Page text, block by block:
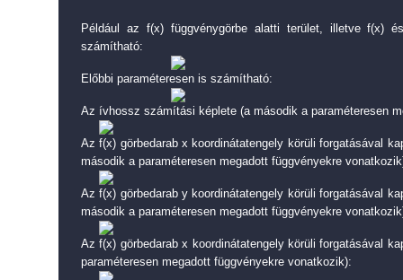
Például az f(x) függvénygörbe alatti terület, illetve f(x)
számítható:
Előbbi paraméteresen is számítható:
Az ívhossz számítási képlete (a második a paraméteresen
Az f(x) görbedarab x koordinátatengely körüli forgatásával
második a paraméteresen megadott függvényekre
Az f(x) görbedarab y koordinátatengely körüli forgatásával
második a paraméteresen megadott függvényekre
Az f(x) görbedarab x koordinátatengely körüli forgatásával
paraméteresen megadott függvényekre vonatkozik):